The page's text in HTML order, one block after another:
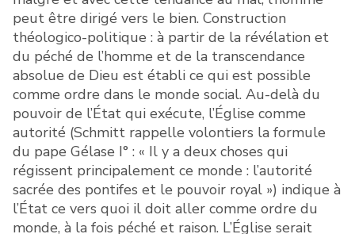
peut être dirigé vers le bien. Construction
théologico-politique : à partir de la révélation et
du péché de l’homme et de la transcendance
absolue de Dieu est établi ce qui est possible
comme ordre dans le monde social. Au-delà du
pouvoir de l’État qui exécute, l’Église comme
autorité (Schmitt rappelle volontiers la formule
du pape Gélase I° : « Il y a deux choses qui
régissent principalement ce monde : l’autorité
sacrée des pontifes et le pouvoir royal ») indique à
l’État ce vers quoi il doit aller comme ordre du
monde, à la fois péché et raison. L’Église serait